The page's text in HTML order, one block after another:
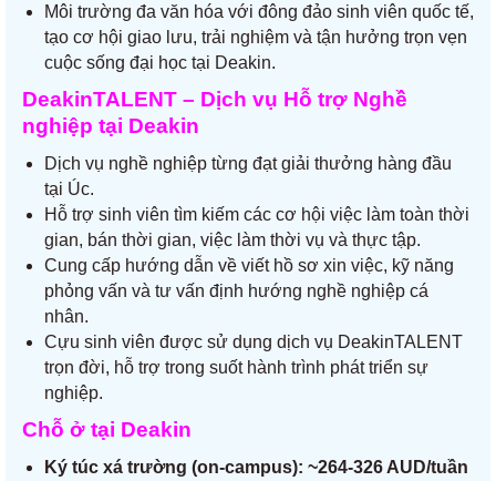
Môi trường đa văn hóa với đông đảo sinh viên quốc tế,
tạo cơ hội giao lưu, trải nghiệm và tận hưởng trọn vẹn
cuộc sống đại học tại Deakin.
DeakinTALENT – Dịch vụ Hỗ trợ Nghề
nghiệp tại Deakin
Dịch vụ nghề nghiệp từng đạt giải thưởng hàng đầu
tại Úc.
Hỗ trợ sinh viên tìm kiếm các cơ hội việc làm toàn thời
gian, bán thời gian, việc làm thời vụ và thực tập.
Cung cấp hướng dẫn về viết hồ sơ xin việc, kỹ năng
phỏng vấn và tư vấn định hướng nghề nghiệp cá
nhân.
Cựu sinh viên được sử dụng dịch vụ DeakinTALENT
trọn đời, hỗ trợ trong suốt hành trình phát triển sự
nghiệp.
Chỗ ở tại Deakin
Ký túc xá trường (on-campus): ~264-326 AUD/tuần